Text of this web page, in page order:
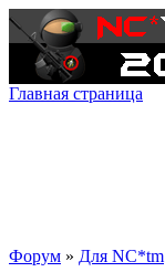
Главная страница
Форум » Для NC*tm